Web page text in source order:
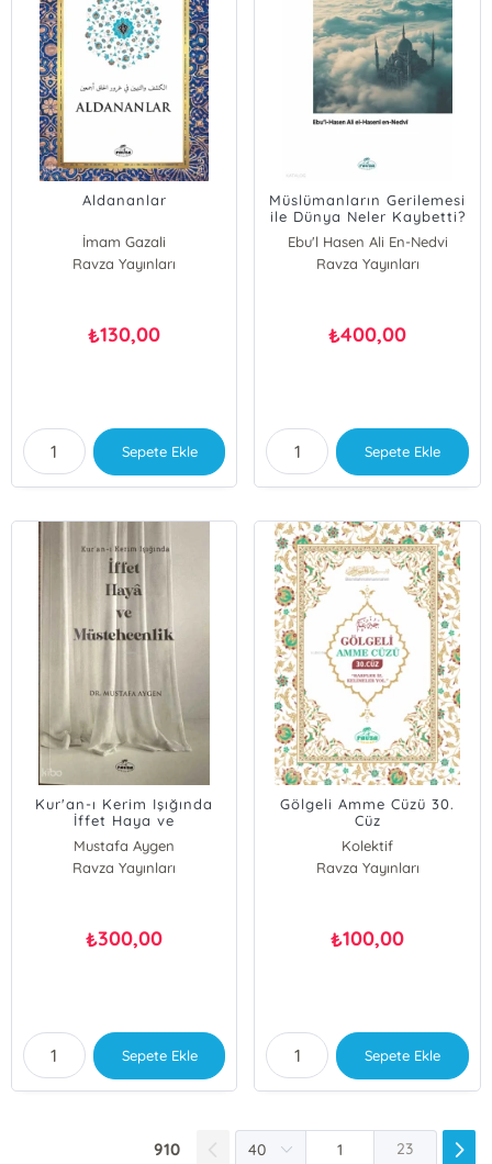
Aldananlar
İmam Gazali
Ravza Yayınları
₺130,00
Sepete Ekle
Müslümanların Gerilemesi
ile Dünya Neler Kaybetti?
Ebu'l Hasen Ali En-Nedvi
Ravza Yayınları
₺400,00
Sepete Ekle
Kur'an-ı Kerim Işığında
İffet Haya ve
Müstehcenlik
Mustafa Aygen
Ravza Yayınları
₺300,00
Sepete Ekle
Gölgeli Amme Cüzü 30.
Cüz
Kolektif
Ravza Yayınları
₺100,00
Sepete Ekle
910 23